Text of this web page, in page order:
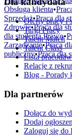
Obsługa klienta•
Sprzedaż•Praca dla
Zdrowie•Praca dla
dla studentaPrawo•
Zarządzanie•Praca
publiczny•Praca dla
Oferty pracy i
Targi Pracy
Talent Match
Talent Class
Lista
Relacje z
Blog - Porady
Dla partnerów
Dołącz do
Dodaj
Zaloguj się do